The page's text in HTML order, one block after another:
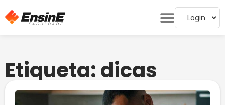
Login
Etiqueta: dicas